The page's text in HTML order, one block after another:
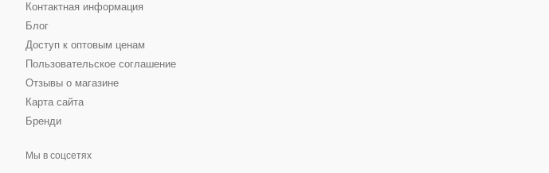
Контактная информация
Блог
Доступ к оптовым ценам
Пользовательское соглашение
Отзывы о магазине
Карта сайта
Бренди
Мы в соцсетях